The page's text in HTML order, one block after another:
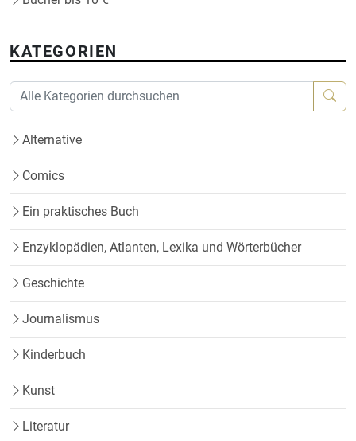
KATEGORIEN
Alternative
Comics
Ein praktisches Buch
Enzyklopädien, Atlanten, Lexika und Wörterbücher
Geschichte
Journalismus
Kinderbuch
Kunst
Literatur